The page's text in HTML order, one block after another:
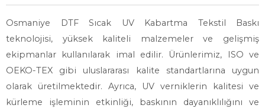
Osmaniye DTF Sıcak UV Kabartma Tekstil Baskı
teknolojisi, yüksek kaliteli malzemeler ve gelişmiş
ekipmanlar kullanılarak imal edilir. Ürünlerimiz, ISO ve
OEKO-TEX gibi uluslararası kalite standartlarına uygun
olarak üretilmektedir. Ayrıca, UV verniklerin kalitesi ve
kürleme işleminin etkinliği, baskının dayanıklılığını ve